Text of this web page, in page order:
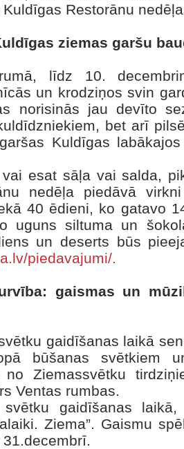
Restorānu
ziemas garšu
līdz 10.
un krodziņos svin
norisinās jau devīto
bet arī
Kuldīgas
esat sāļa vai salda,
nedēļa piedāvā
40 ēdieni, ko gatavo
uguns siltuma un
un deserts būs
piedavajumi/.
gaismas un
gaidīšanas laikā
būšanas svētkiem
no Ziemassvētku
Ventas rumbas.
gaidīšanas
Ziema”. Gaismu